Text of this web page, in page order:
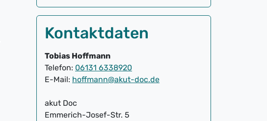
Kontaktdaten
Tobias Hoffmann
Telefon: 06131 6338920
E-Mail: hoffmann@akut-doc.de
akut Doc
Emmerich-Josef-Str. 5